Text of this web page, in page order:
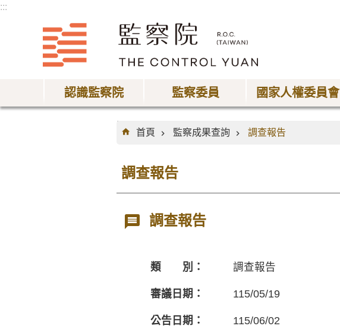
:::
認識監察院 監察委員 國家人權委員會
:::
首頁
監察成果查詢 調查報告
調查報告
調查報告
類 別： 調查報告
審議日期： 115/05/19
公告日期： 115/06/02